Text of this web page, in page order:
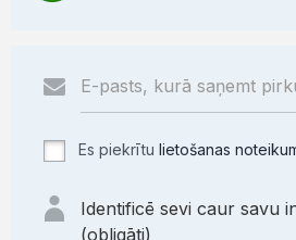
Es piekrītu lietošanas
Identificē sevi caur savu
(obligāti)